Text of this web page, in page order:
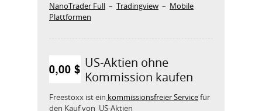
NanoTrader Full – Tradingview – Mobile
Plattformen
US-Aktien ohne
Kommission kaufen
Freestoxx ist ein kommissionsfreier Servicefür
den Kauf von US-Aktien